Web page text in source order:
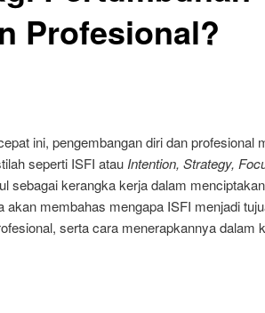
Profesional?
ini, pengembangan diri dan profesional
seperti ISFI atauIntention, Strategy,
sebagai kerangka kerja dalam
akan membahas mengapa ISFI menjadi
serta cara menerapkannya dalam